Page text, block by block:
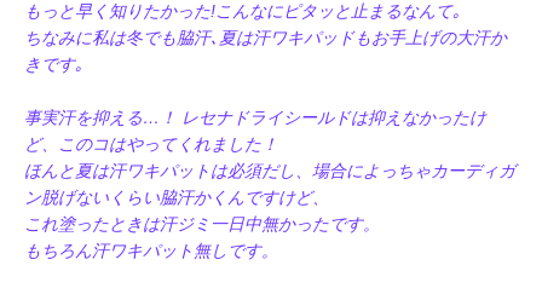
もっと早く知りたかった!こんなにピタッと止まるなんて｡
ちなみに私は冬でも脇汗､夏は汗ワキパッドもお手上げの大汗か
きです｡
事実汗を抑える…！ レセナドライシールドは抑えなかったけ
ど、このコはやってくれました！
ほんと夏は汗ワキパットは必須だし、場合によっちゃカーディガ
ン脱げないくらい脇汗かくんですけど、
これ塗ったときは汗ジミ一日中無かったです。
もちろん汗ワキパット無しです。